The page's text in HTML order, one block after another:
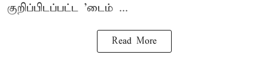
குறிப்பிடப்பட்ட 'டைம் ...
Read More